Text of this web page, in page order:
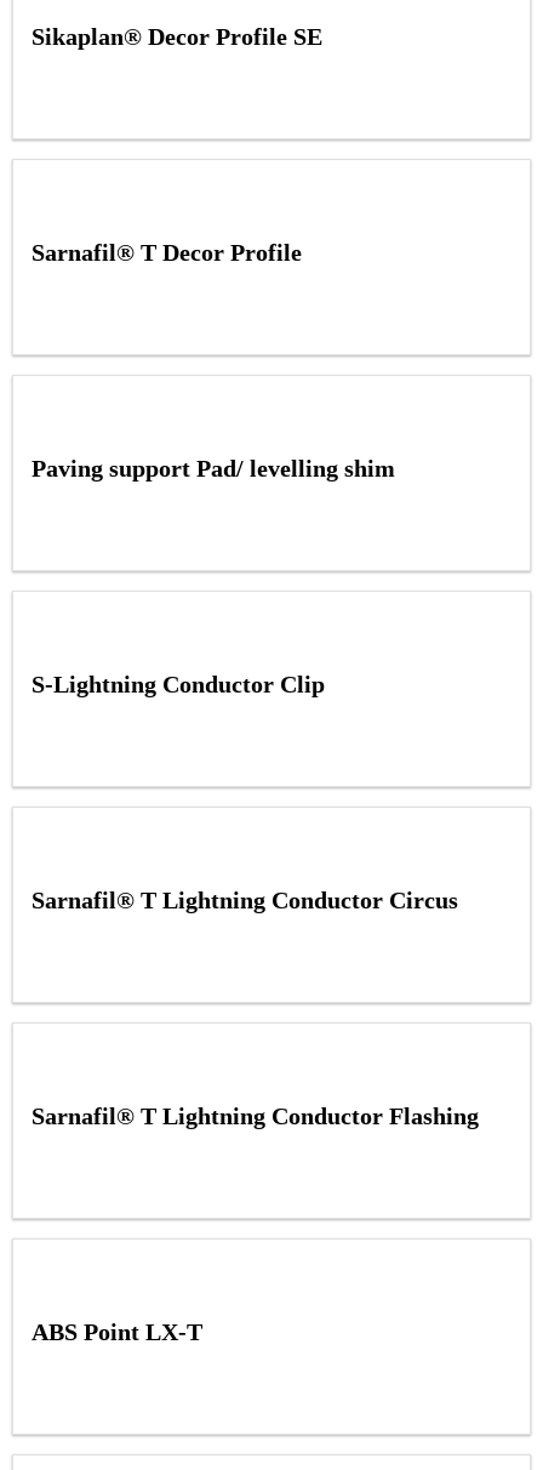
Sikaplan® Decor Profile SE
Sarnafil® T Decor Profile
Paving support Pad/ levelling shim
S-Lightning Conductor Clip
Sarnafil® T Lightning Conductor Circus
Sarnafil® T Lightning Conductor Flashing
ABS Point LX-T